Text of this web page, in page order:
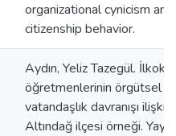
organizational cynicism
citizenship behavior.
Aydın, Yeliz Tazegül.
öğretmenlerinin örgütsel
vatandaşlık davranışı
Altındağ ilçesi örneği.